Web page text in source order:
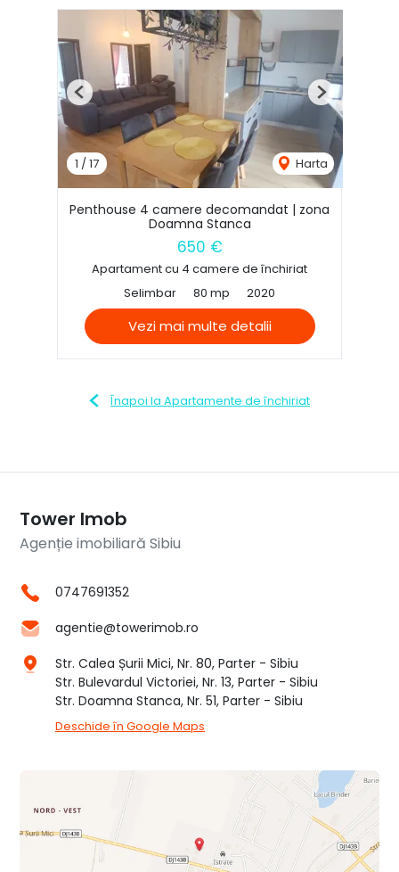
1 /17 Harta
Previous Next
Penthouse 4 camere decomandat | zona
Doamna Stanca
650 €
Apartament cu 4 camere de închiriat
Selimbar
80 mp 2020
Vezi mai multe detalii
Înapoi la Apartamente de închiriat
Tower Imob
Agenție imobiliară Sibiu
0747691352
agentie@towerimob.ro
Str. Calea Șurii Mici, Nr. 80, Parter - Sibiu
Str. Bulevardul Victoriei, Nr. 13, Parter - Sibiu
Str. Doamna Stanca, Nr. 51, Parter - Sibiu
Deschide în Google Maps